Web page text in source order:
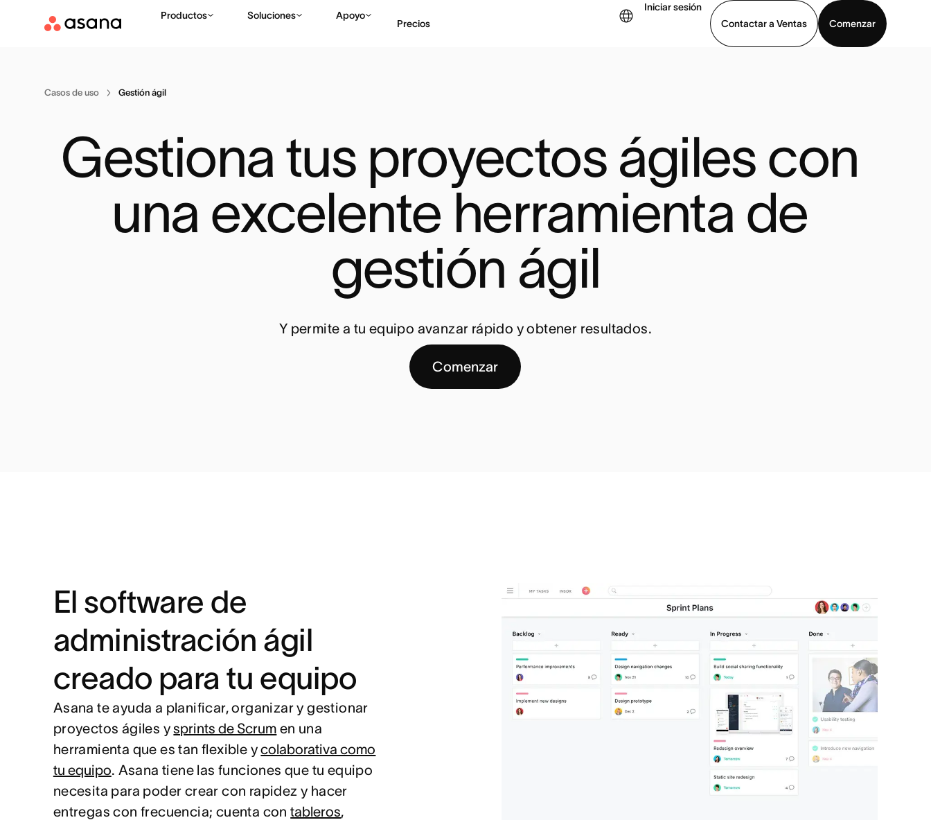
Productos Soluciones Apoyo
Precios
Iniciar sesión
Contactar a Ventas
Comenzar
Casos de uso Gestión ágil
Gestiona tus proyectos ágiles con
una excelente herramienta de
gestión ágil
Y permite a tu equipo avanzar rápido y obtener resultados.
Comenzar
El software de
administración ágil
creado para tu equipo
Asana te ayuda a planificar, organizar y gestionar
proyectos ágiles ysprints de Scrum en una
herramienta que es tan flexible ycolaborativa como
tu equipo. Asana tiene las funciones que tu equipo
necesita para poder crear con rapidez y hacer
entregas con frecuencia; cuenta contableros,